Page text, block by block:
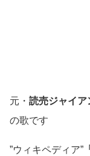
元・ 読売ジャイア
の歌です
”ウィキペディア”